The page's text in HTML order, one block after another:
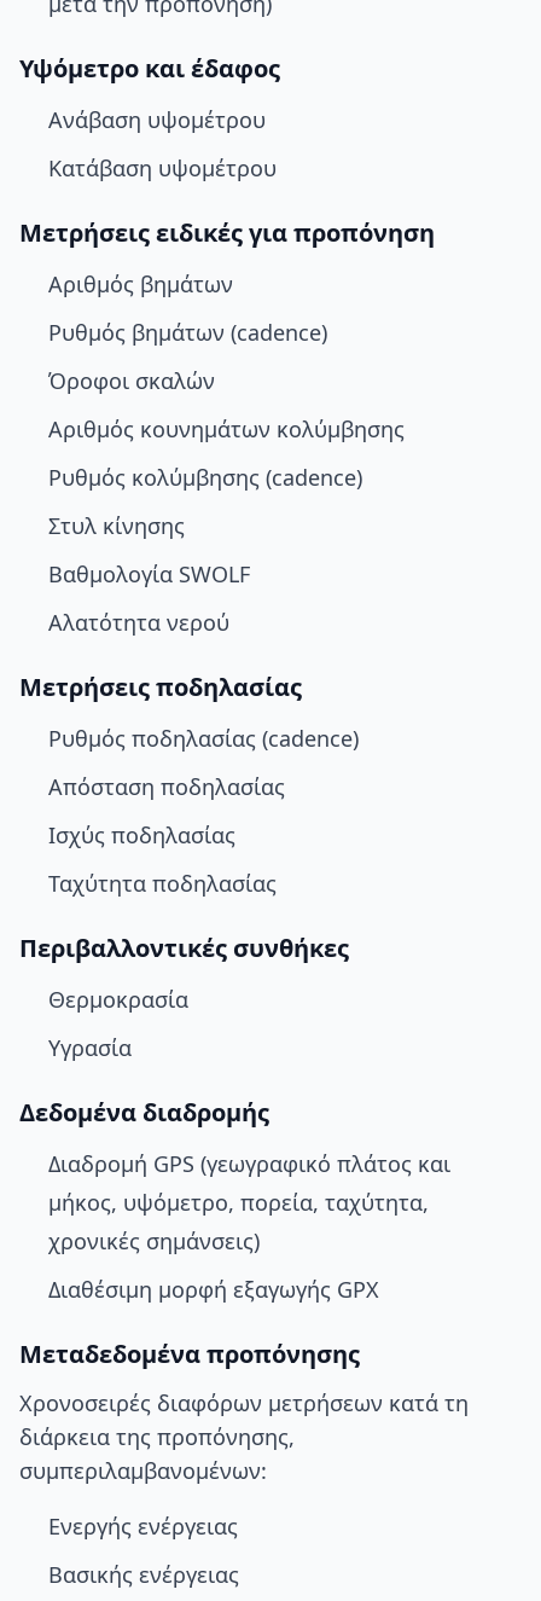
Υψόμετρο και έδαφος
Ανάβαση υψομέτρου
Κατάβαση υψομέτρου
Μετρήσεις ειδικές για προπόνηση
Αριθμός βημάτων
Ρυθμός βημάτων (cadence)
Όροφοι σκαλών
Αριθμός κουνημάτων κολύμβησης
Ρυθμός κολύμβησης (cadence)
Στυλ κίνησης
Βαθμολογία SWOLF
Αλατότητα νερού
Μετρήσεις ποδηλασίας
Ρυθμός ποδηλασίας (cadence)
Απόσταση ποδηλασίας
Ισχύς ποδηλασίας
Ταχύτητα ποδηλασίας
Περιβαλλοντικές συνθήκες
Θερμοκρασία
Υγρασία
Δεδομένα διαδρομής
Διαδρομή GPS (γεωγραφικό πλάτος και
μήκος, υψόμετρο, πορεία, ταχύτητα,
χρονικές σημάνσεις)
Διαθέσιμη μορφή εξαγωγής GPX
Μεταδεδομένα προπόνησης
Χρονοσειρές διαφόρων μετρήσεων κατά τη
διάρκεια της προπόνησης,
συμπεριλαμβανομένων:
Ενεργής ενέργειας
Βασικής ενέργειας